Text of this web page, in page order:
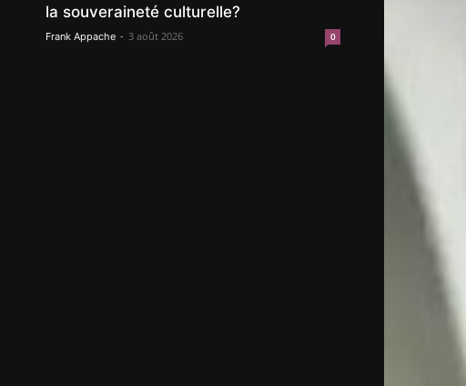
la souveraineté culturelle?
Frank Appache - 3 août 2026 0